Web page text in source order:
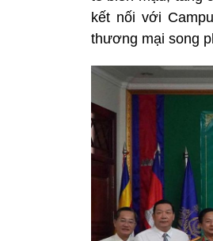
kết nối với
thương mại song